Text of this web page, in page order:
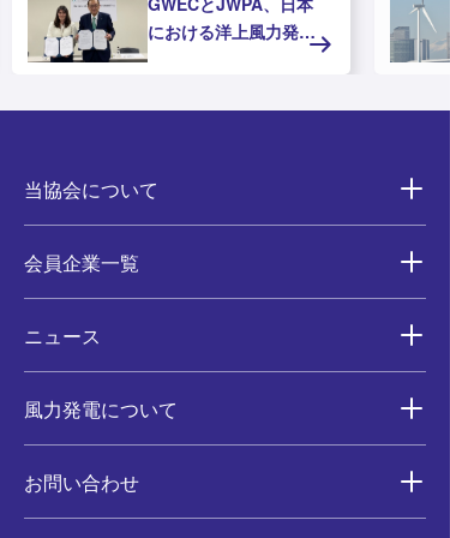
における洋上風力発電
当協会について
会員企業一覧
ニュース
風力発電について
お問い合わせ